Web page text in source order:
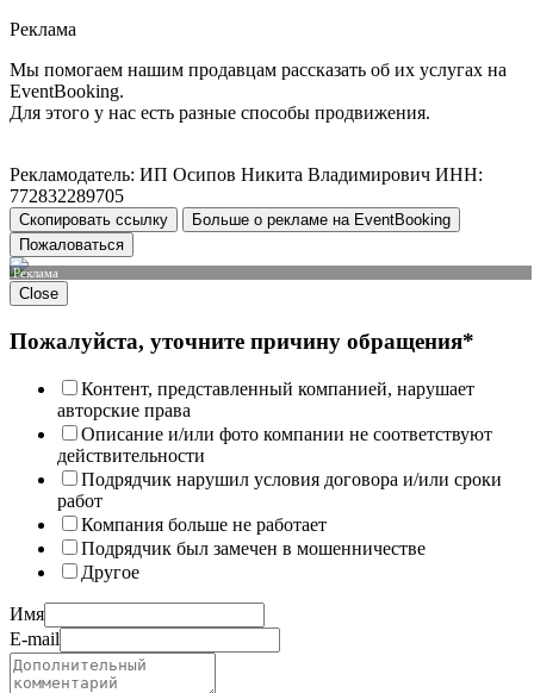
Реклама
Мы помогаем нашим продавцам рассказать об их услугах на
EventBooking.
Для этого у нас есть разные способы продвижения.
Рекламодатель: ИП Осипов Никита Владимирович ИНН:
772832289705
Скопировать ссылку
Больше о рекламе на EventBooking
Пожаловаться
Реклама
Close
Пожалуйста, уточните причину обращения*
Контент, представленный компанией, нарушает
авторские права
Описание и/или фото компании не соответствуют
действительности
Подрядчик нарушил условия договора и/или сроки
работ
Компания больше не работает
Подрядчик был замечен в мошенничестве
Другое
Имя
E-mail